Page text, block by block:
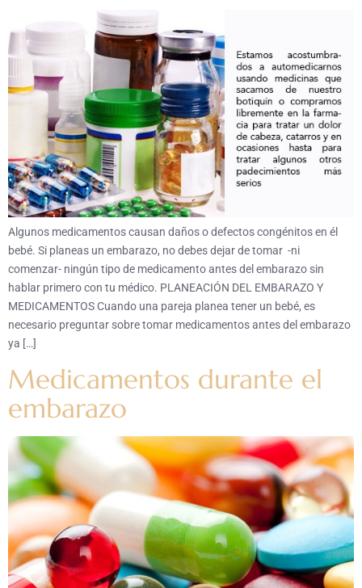
Algunos medicamentos causan daños o defectos congénitos en él
bebé. Si planeas un embarazo, no debes dejar de tomar -ni
comenzar- ningún tipo de medicamento antes del embarazo sin
hablar primero con tu médico. PLANEACIÓN DEL EMBARAZO Y
MEDICAMENTOS Cuando una pareja planea tener un bebé, es
necesario preguntar sobre tomar medicamentos antes del embarazo
ya […]
Medicamentos durante el
embarazo